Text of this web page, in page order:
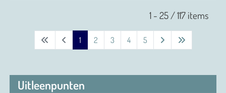
1 - 25 / 117 items
1 2 3 4 5
Uitleenpunten